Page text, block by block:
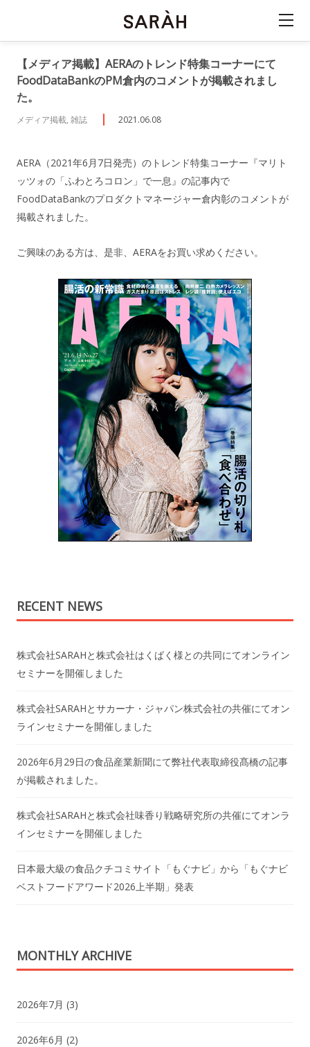
【メディア掲載】AERAのトレンド特集コーナーにて
FoodDataBankのPM倉内のコメントが掲載されまし
た。
メディア掲載, 雑誌 2021.06.08
AERA（2021年6月7日発売）のトレンド特集コーナー『マリト
ッツォの「ふわとろコロン」で一息』の記事内で
FoodDataBankのプロダクトマネージャー倉内彰のコメントが
掲載されました。
ご興味のある方は、是非、AERAをお買い求めください。
RECENT NEWS
株式会社SARAHと株式会社はくばく様との共同にてオンライン
セミナーを開催しました
株式会社SARAHとサカーナ・ジャパン株式会社の共催にてオン
ラインセミナーを開催しました
2026年6月29日の食品産業新聞にて弊社代表取締役髙橋の記事
が掲載されました。
株式会社SARAHと株式会社味香り戦略研究所の共催にてオンラ
インセミナーを開催しました
日本最大級の食品クチコミサイト「もぐナビ」から「もぐナビ
ベストフードアワード2026上半期」発表
MONTHLY ARCHIVE
2026年7月 (3)
2026年6月 (2)